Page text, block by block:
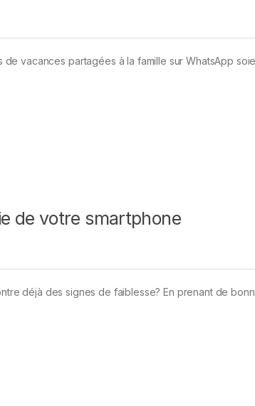
vacances partagées à la famille sur WhatsApp
de votre smartphone
déjà des signes de faiblesse? En prenant de